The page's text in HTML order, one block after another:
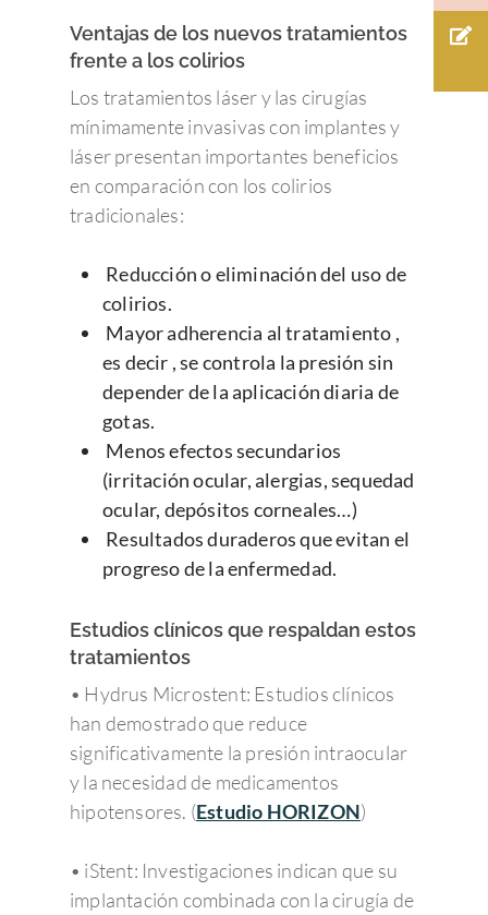
Ventajas de los nuevos tratamientos
frente a los colirios
Los tratamientos láser y las cirugías
mínimamente invasivas con implantes y
láser presentan importantes beneficios
en comparación con los colirios
tradicionales:
Reducción o eliminación del uso de
colirios.
Mayor adherencia al tratamiento ,
es decir , se controla la presión sin
depender de la aplicación diaria de
gotas.
Menos efectos secundarios
(irritación ocular, alergias, sequedad
ocular, depósitos corneales…)
Resultados duraderos que evitan el
progreso de la enfermedad.
Estudios clínicos que respaldan estos
tratamientos
• Hydrus Microstent: Estudios clínicos
han demostrado que reduce
significativamente la presión intraocular
y la necesidad de medicamentos
hipotensores. (Estudio HORIZON)
• iStent: Investigaciones indican que su
implantación combinada con la cirugía de
LAGRIMALES
Moscas volantes y
Uveítis
Oclusión de la vena
de la retina
Rejuvenecimiento
mirada
Mutuas
Trabaja con nosotros
Docencia
Congresos
Admiravisión
Portal del paciente
Urgencias
Barcelona 24H